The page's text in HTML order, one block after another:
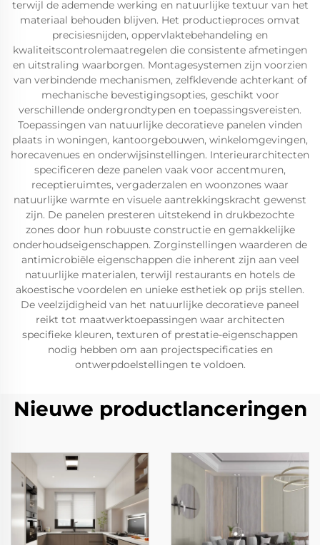
terwijl de ademende werking en natuurlijke textuur van het
materiaal behouden blijven. Het productieproces omvat
precisiesnijden, oppervlaktebehandeling en
kwaliteitscontrolemaatregelen die consistente afmetingen
en uitstraling waarborgen. Montagesystemen zijn voorzien
van verbindende mechanismen, zelfklevende achterkant of
mechanische bevestigingsopties, geschikt voor
verschillende ondergrondtypen en toepassingsvereisten.
Toepassingen van natuurlijke decoratieve panelen vinden
plaats in woningen, kantoorgebouwen, winkelomgevingen,
horecavenues en onderwijsinstellingen. Interieurarchitecten
specificeren deze panelen vaak voor accentmuren,
receptieruimtes, vergaderzalen en woonzones waar
natuurlijke warmte en visuele aantrekkingskracht gewenst
zijn. De panelen presteren uitstekend in drukbezochte
zones door hun robuuste constructie en gemakkelijke
onderhoudseigenschappen. Zorginstellingen waarderen de
antimicrobiële eigenschappen die inherent zijn aan veel
natuurlijke materialen, terwijl restaurants en hotels de
akoestische voordelen en unieke esthetiek op prijs stellen.
De veelzijdigheid van het natuurlijke decoratieve paneel
reikt tot maatwerktoepassingen waar architecten
specifieke kleuren, texturen of prestatie-eigenschappen
nodig hebben om aan projectspecificaties en
ontwerpdoelstellingen te voldoen.
Nieuwe productlanceringen